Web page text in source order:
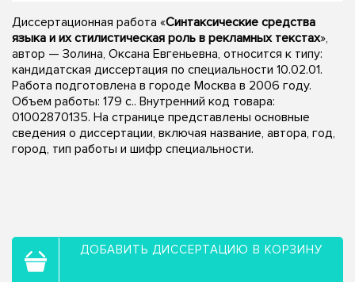
Диссертационная работа «Синтаксические средства
языка и их стилистическая роль в рекламных текстах»,
автор — Золина, Оксана Евгеньевна, относится к типу:
кандидатская диссертация по специальности 10.02.01.
Работа подготовлена в городе Москва в 2006 году.
Объем работы: 179 с.. Внутренний код товара:
01002870135. На странице представлены основные
сведения о диссертации, включая название, автора, год,
город, тип работы и шифр специальности.
ДОБАВИТЬ ДИССЕРТАЦИЮ В КОРЗИНУ